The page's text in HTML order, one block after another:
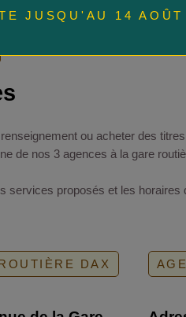
ou acheter des
de nos 3 agences à la gare
services proposés et les horaires
DAX
JUSQU'AU 14 AOÛT